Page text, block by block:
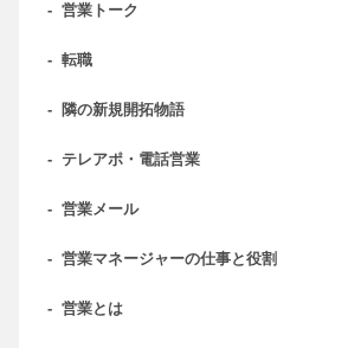
- 営業トーク
- 転職
- 隣の新規開拓物語
- テレアポ・電話営業
- 営業メール
- 営業マネージャーの仕事と役割
- 営業とは